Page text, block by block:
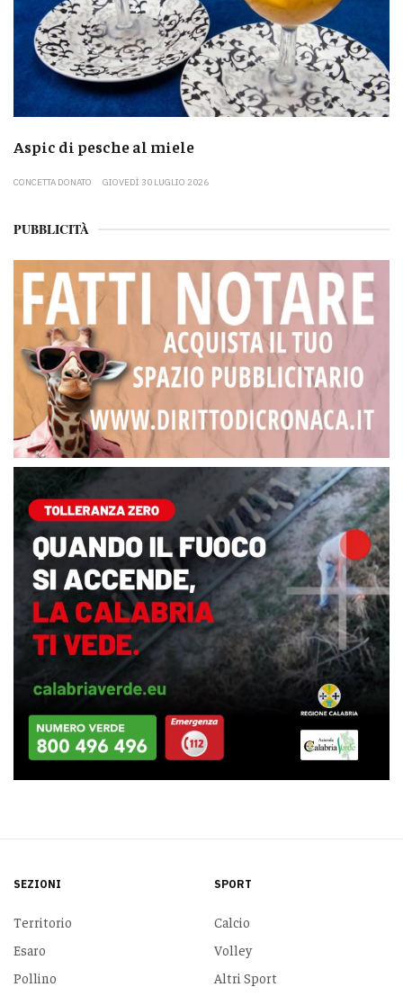
Aspic di pesche al miele
CONCETTA DONATO GIOVEDÌ 30 LUGLIO 2026
PUBBLICITÀ
SEZIONI
Territorio
Esaro
Pollino
SPORT
Calcio
Volley
Altri Sport